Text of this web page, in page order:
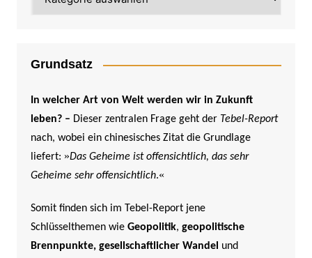
Grundsatz
In welcher Art von Welt werden wir in Zukunft
leben? – Dieser zentralen Frage geht der Tebel-Report
nach, wobei ein chinesisches Zitat die Grundlage
liefert: »Das Geheime ist offensichtlich, das sehr
Geheime sehr offensichtlich.«
Somit finden sich im Tebel-Report jene
Schlüsselthemen wie Geopolitik, geopolitische
Brennpunkte, gesellschaftlicher Wandel und